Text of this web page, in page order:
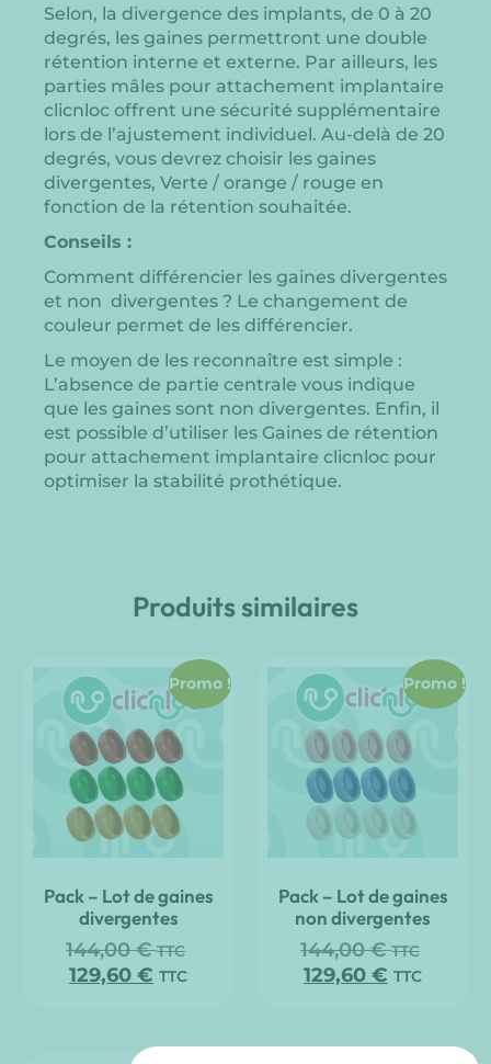
Selon, la divergence des implants, de 0 à 20
degrés, les gaines permettront une double
rétention interne et externe. Par ailleurs, les
parties mâles pour attachement implantaire
clicnloc offrent une sécurité supplémentaire
lors de l’ajustement individuel. Au-delà de 20
degrés, vous devrez choisir les gaines
divergentes, Verte / orange / rouge en
fonction de la rétention souhaitée.
Conseils :
Comment différencier les gaines divergentes
et non divergentes ? Le changement de
couleur permet de les différencier.
Le moyen de les reconnaître est simple :
L’absence de partie centrale vous indique
que les gaines sont non divergentes. Enfin, il
est possible d’utiliser les Gaines de rétention
pour attachement implantaire clicnloc pour
optimiser la stabilité prothétique.
Produits similaires
Promo !
Pack – Lot de gaines
divergentes
144,00€ TTC
129,60 € TTC
Promo !
Pack – Lot de gaines
non divergentes
144,00€ TTC
129,60 € TTC